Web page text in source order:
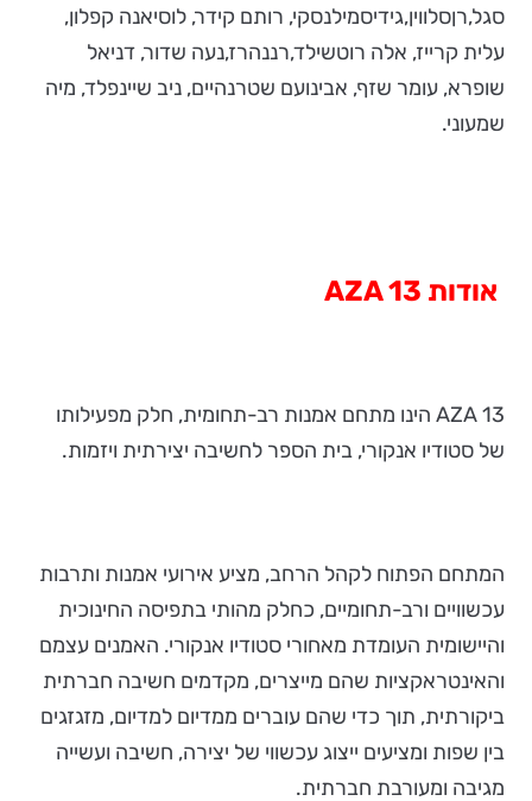
סגל,רןסלווין,גידיסמילנסקי, רותם קידר, לוסיאנה קפלון,
עלית קרייז, אלה רוטשילד,רננהרז,נעה שדור, דניאל
שופרא, עומר שזף, אבינועם שטרנהיים, ניב שיינפלד, מיה
שמעוני.
אודות AZA 13
AZA 13 הינו מתחם אמנות רב-תחומית, חלק מפעילותו
של סטודיו אנקורי, בית הספר לחשיבה יצירתית ויזמות.
המתחם הפתוח לקהל הרחב, מציע אירועי אמנות ותרבות
עכשוויים ורב-תחומיים, כחלק מהותי בתפיסה החינוכית
והיישומית העומדת מאחורי סטודיו אנקורי. האמנים עצמם
והאינטראקציות שהם מייצרים, מקדמים חשיבה חברתית
ביקורתית, תוך כדי שהם עוברים ממדיום למדיום, מזגזגים
בין שפות ומציעים ייצוג עכשווי של יצירה, חשיבה ועשייה
מגיבה ומעורבת חברתית.